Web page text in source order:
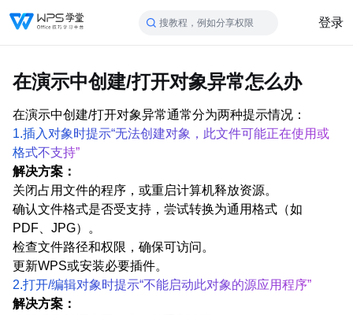
搜教程，例如分享权限 登录
在演示中创建/打开对象异常怎么办
在演示中创建/打开对象异常通常分为两种提示情况：
1.插入对象时提示“无法创建对象，此文件可能正在使用或
格式不支持”
解决方案：
关闭占用文件的程序，或重启计算机释放资源。
确认文件格式是否受支持，尝试转换为通用格式（如
PDF、JPG）。
检查文件路径和权限，确保可访问。
更新WPS或安装必要插件。
2.打开/编辑对象时提示“不能启动此对象的源应用程序”
解决方案：